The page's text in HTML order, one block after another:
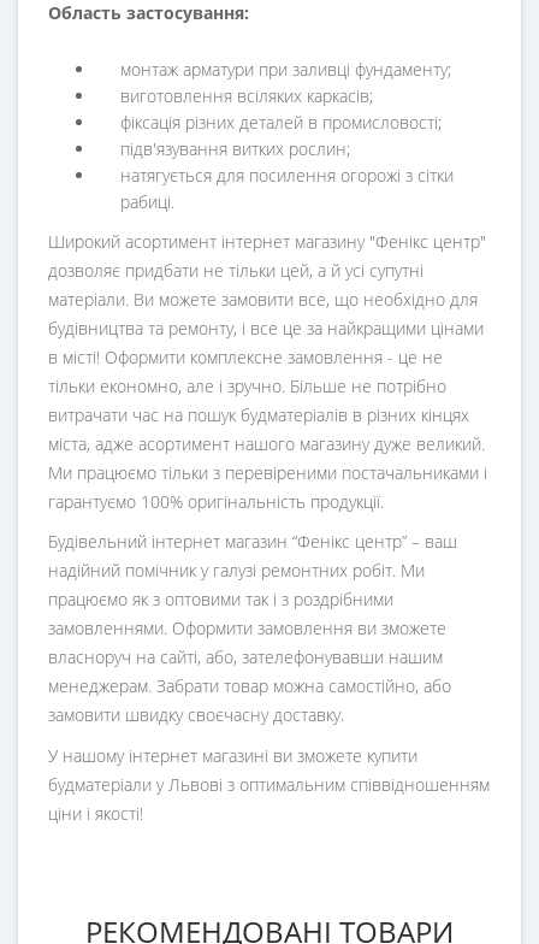
Область застосування:
монтаж арматури при заливці фундаменту;
виготовлення всіляких каркасів;
фіксація різних деталей в промисловості;
підв'язування витких рослин;
натягується для посилення огорожі з сітки
рабиці.
Широкий асортимент інтернет магазину "Фенікс центр"
дозволяє придбати не тільки цей, а й усі супутні
матеріали. Ви можете замовити все, що необхідно для
будівництва та ремонту, і все це за найкращими цінами
в місті! Оформити комплексне замовлення - це не
тільки економно, але і зручно. Більше не потрібно
витрачати час на пошук будматеріалів в різних кінцях
міста, адже асортимент нашого магазину дуже великий.
Ми працюємо тільки з перевіреними постачальниками і
гарантуємо 100% оригінальність продукції.
Будівельний інтернет магазин “Фенікс центр” – ваш
надійний помічник у галузі ремонтних робіт. Ми
працюємо як з оптовими так і з роздрібними
замовленнями. Оформити замовлення ви зможете
власноруч на сайті, або, зателефонувавши нашим
менеджерам. Забрати товар можна самостійно, або
замовити швидку своєчасну доставку.
У нашому інтернет магазині ви зможете купити
будматеріали у Львові з оптимальним співвідношенням
ціни і якості!
РЕКОМЕНДОВАНІ ТОВАРИ